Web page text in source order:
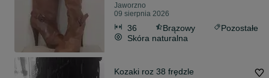
Jaworzno
09 sierpnia 2026
36 Brązowy
Pozostałe
Skóra naturalna
Kozaki roz 38 frędzle